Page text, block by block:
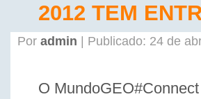
2012 TEM
Por admin | Publicado: 24 de
O